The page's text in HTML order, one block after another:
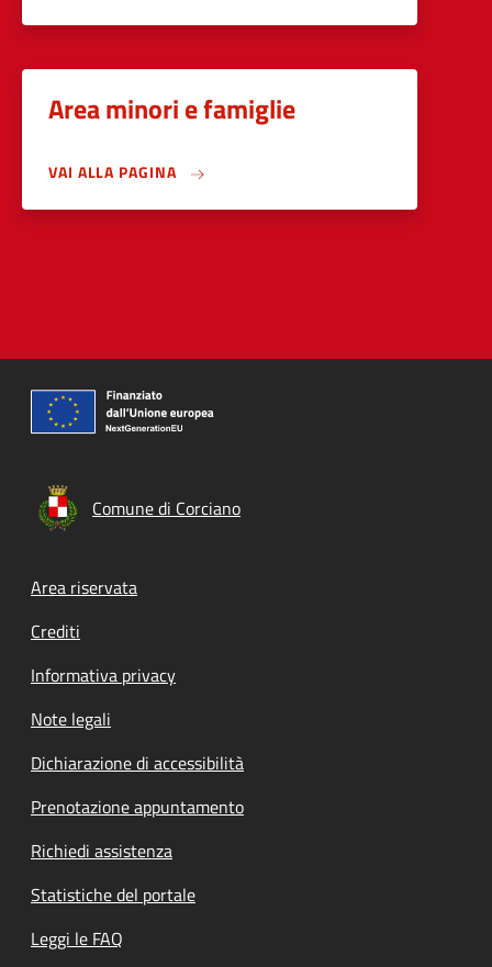
Area minori e famiglie
VAI ALLA PAGINA
Comune di Corciano
Footer menu
Area riservata
Crediti
Informativa privacy
Note legali
Dichiarazione di accessibilità
Prenotazione appuntamento
Richiedi assistenza
Statistiche del portale
Leggi le FAQ